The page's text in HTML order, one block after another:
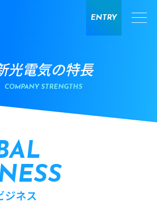
ENTRY
光電気の特長
COMPANY STRENGTHS
ジネス